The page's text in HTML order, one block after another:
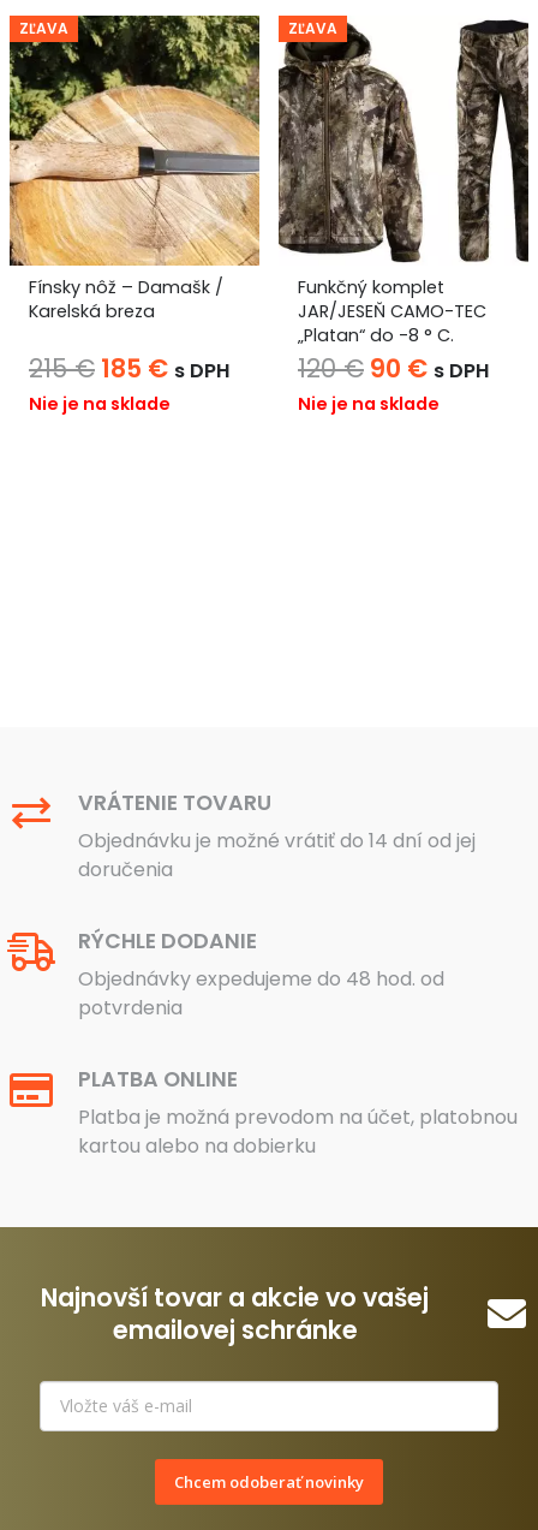
ZĽAVA
Fínsky nôž – Damašk /
Karelská breza
215€ Pôvodná
cena
185 €Aktuálna
cena
s DPH
Nie je na sklade
ZĽAVA
Funkčný komplet
JAR/JESEŇ CAMO-TEC
„Platan“ do -8 ° C.
120€ Pôvodná
cena
90 €
cena
s DPH
Nie je na sklade
VRÁTENIE TOVARU
Objednávku je možné vrátiť do 14 dní od jej
doručenia
RÝCHLE DODANIE
Objednávky expedujeme do 48 hod. od
potvrdenia
PLATBA ONLINE
Platba je možná prevodom na účet, platobnou
kartou alebo na dobierku
Najnovší tovar a akcie vo vašej
emailovej schránke
Chcem odoberať novinky